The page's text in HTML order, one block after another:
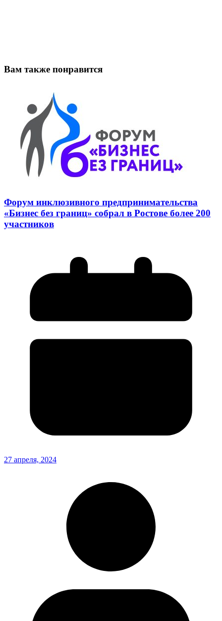
Вам также понравится
Форум инклюзивного предпринимательства
«Бизнес без границ» собрал в Ростове более 200
участников
27 апреля, 2024